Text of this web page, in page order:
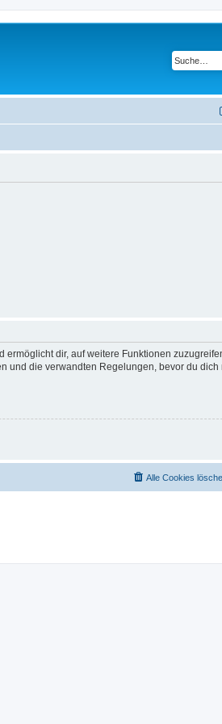
dir, auf weitere Funktionen
die verwandten Regelungen, bevor du dich
Alle Cookies